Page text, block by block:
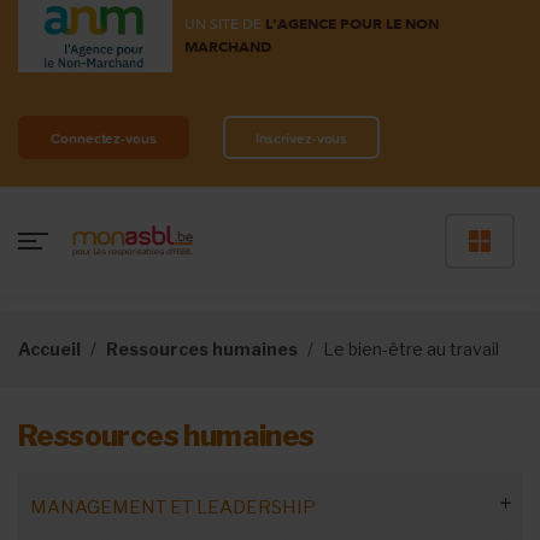
UN SITE DE L'AGENCE POUR LE NON
MARCHAND
Connectez-vous Inscrivez-vous
Accueil Ressources humaines Le bien-être au travail
Ressources humaines
MANAGEMENT ET LEADERSHIP